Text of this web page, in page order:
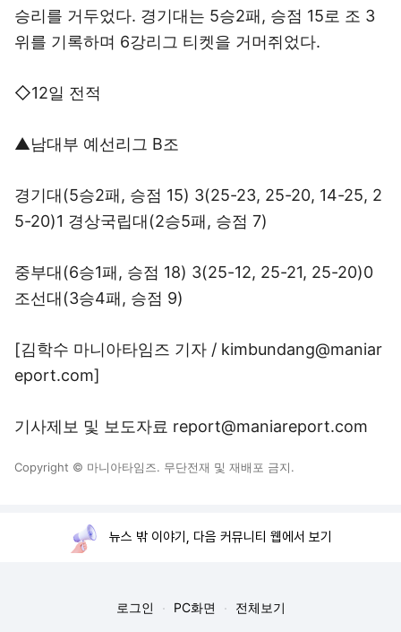
승리를 거두었다. 경기대는 5승2패, 승점 15로 조 3
위를 기록하며 6강리그 티켓을 거머쥐었다.
◇12일 전적
▲남대부 예선리그 B조
경기대(5승2패, 승점 15) 3(25-23, 25-20, 14-25, 2
5-20)1 경상국립대(2승5패, 승점 7)
중부대(6승1패, 승점 18) 3(25-12, 25-21, 25-20)0
조선대(3승4패, 승점 9)
[김학수 마니아타임즈 기자 / kimbundang@maniar
eport.com]
기사제보 및 보도자료 report@maniareport.com
Copyright © 마니아타임즈. 무단전재 및 재배포 금지.
뉴스 밖 이야기, 다음 커뮤니티 웹에서 보기
로그인 PC화면 전체보기